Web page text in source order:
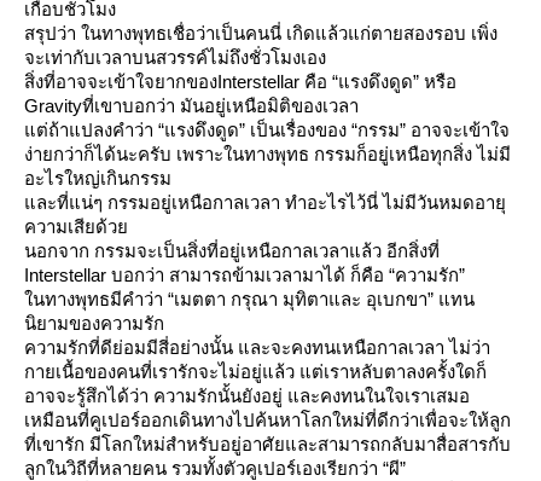
เกือบชั่วโมง
สรุปว่า ในทางพุทธเชื่อว่าเป็นคนนี่ เกิดแล้วแก่ตายสองรอบ เพิ่ง
จะเท่ากับเวลาบนสวรรค์ไม่ถึงชั่วโมงเอง
สิ่งที่อาจจะเข้าใจยากของInterstellar คือ “แรงดึงดูด” หรือ
Gravityที่เขาบอกว่า มันอยู่เหนือมิติของเวลา
ต่ถ้าแปลงคำว่า “แรงดึงดูด” เป็นเรื่องของ “กรรม” อาจจะเข้าใจ
ง่ายกว่าก็ได้นะครับ เพราะในทางพุทธ กรรมก็อยู่เหนือทุกสิ่ง ไม่มี
อะไรใหญ่เกินกรรม
ละที่แน่ๆ กรรมอยู่เหนือกาลเวลา ทำอะไรไว้นี่ ไม่มีวันหมดอายุ
ความเสียด้ว
นอกจาก กรรมจะเป็นสิ่งที่อยู่เหนือกาลเวลาแล้ว อีกสิ่งที่
Interstellar บอกว่า สามารถข้ามเวลามาได้ ก็คือ “ความรัก”
นทางพุทธมีคำว่า “เมตตา กรุณา มุทิตาและ อุเบกขา” แทน
นิยามของความรัก
ความรักที่ดีย่อมมีสี่อย่างนั้น และจะคงทนเหนือกาลเวลา ไม่ว่า
กายเนื้อของคนที่เรารักจะไม่อยู่แล้ว แต่เราหลับตาลงครั้งใดก็
อาจจะรู้สึกได้ว่า ความรักนั้นยังอยู่ และคงทนในใจเราเสมอ
เหมือนที่คูเปอร์ออกเดินทางไปค้นหาโลกใหม่ที่ดีกว่าเพื่อจะให้ลูก
ที่เขารัก มีโลกใหม่สำหรับอยู่อาศัยและสามารถกลับมาสื่อสารกับ
ลูกในวิถีที่หลายคน รวมทั้งตัวคูเปอร์เองเรียกว่า “ผี”